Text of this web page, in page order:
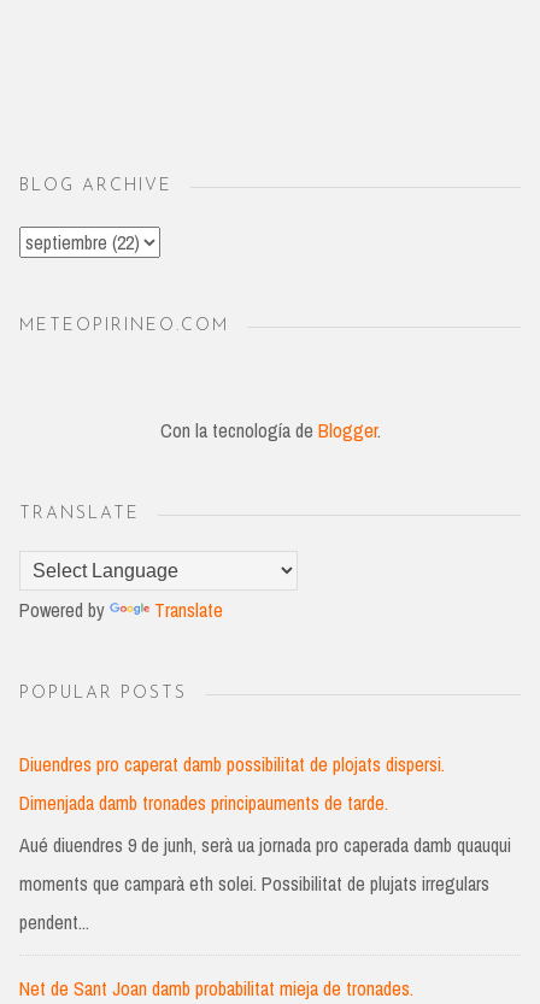
BLOG ARCHIVE
METEOPIRINEO.COM
Con la tecnología de Blogger.
TRANSLATE
Powered by Translate
POPULAR POSTS
Diuendres pro caperat damb possibilitat de plojats dispersi.
Dimenjada damb tronades principauments de tarde.
Aué diuendres 9 de junh, serà ua jornada pro caperada damb quauqui
moments que camparà eth solei. Possibilitat de plujats irregulars
pendent...
Net de Sant Joan damb probabilitat mieja de tronades.